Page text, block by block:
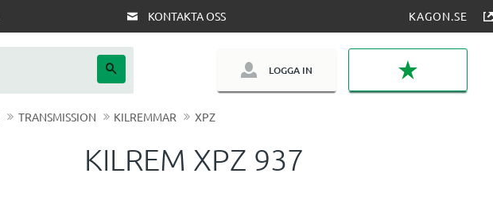
KONTAKTA OSS KAGON.SE
LOGGA IN
TRANSMISSION KILREMMAR XPZ
KILREM XPZ 937